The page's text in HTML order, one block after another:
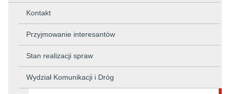
Kontakt
Przyjmowanie interesantów
Stan realizacji spraw
Wydział Komunikacji i Dróg